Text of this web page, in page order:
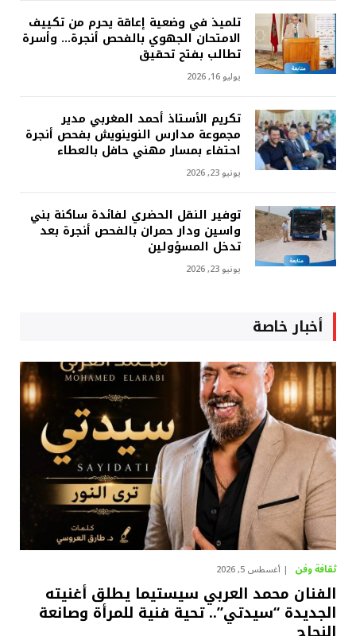
تلميذ في وضعية إعاقة يحرم من تكييف
الامتحان الجهوي بالفحص أنجرة… وأسرة
تطالب بفتح تحقيق
يوليو 16, 2026
تكريم الأستاذ أحمد المغربي مدير
مجموعة مدارس النوينويش بفحص أنجرة
احتفاء بمسار مهني حافل بالعطاء
يونيو 23, 2026
توفير النقل الحضري لفائدة ساكنة بني
واسين ودار حمران بالفحص أنجرة بعد
تدخل المسؤولين
يونيو 23, 2026
أخبار خاصة
ثقافة وفن أغسطس 5, 2026
الفنان محمد العربي سيستيما يطلق أغنيته
الجديدة “سيدتي”.. تحية فنية للمرأة وصانعة